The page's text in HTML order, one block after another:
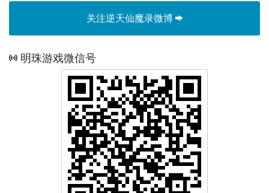
关注逆天仙魔录微博
明珠游戏微信号